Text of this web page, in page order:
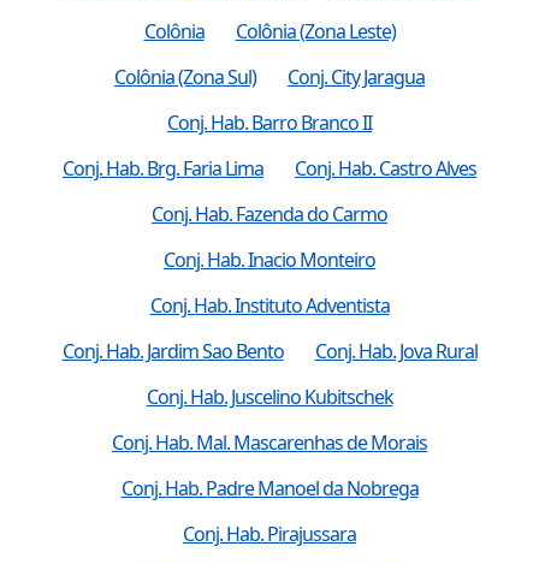
Colônia
Colônia (Zona Leste)
Colônia (Zona Sul)
Conj. City Jaragua
Conj. Hab. Barro Branco II
Conj. Hab. Brg. Faria Lima
Conj. Hab. Castro Alves
Conj. Hab. Fazenda do Carmo
Conj. Hab. Inacio Monteiro
Conj. Hab. Instituto Adventista
Conj. Hab. Jardim Sao Bento
Conj. Hab. Jova Rural
Conj. Hab. Juscelino Kubitschek
Conj. Hab. Mal. Mascarenhas de Morais
Conj. Hab. Padre Manoel da Nobrega
Conj. Hab. Pirajussara